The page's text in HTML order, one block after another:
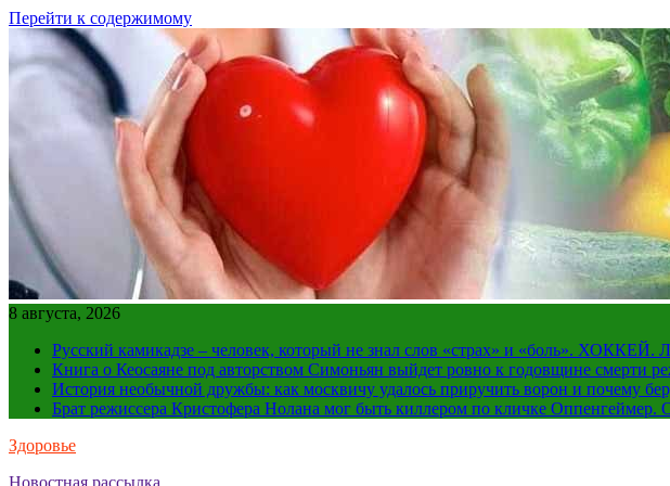
Перейти к содержимому
8 августа, 2026
Русский камикадзе – человек, который не знал слов «страх» и «боль». ХОККЕЙ.
Книга о Кеосаяне под авторством Симоньян выйдет ровно к годовщине смерти
История необычной дружбы: как москвичу удалось приручить ворон и почему
Брат режиссера Кристофера Нолана мог быть киллером по кличке Оппенгеймер.
Здоровье
Новостная рассылка